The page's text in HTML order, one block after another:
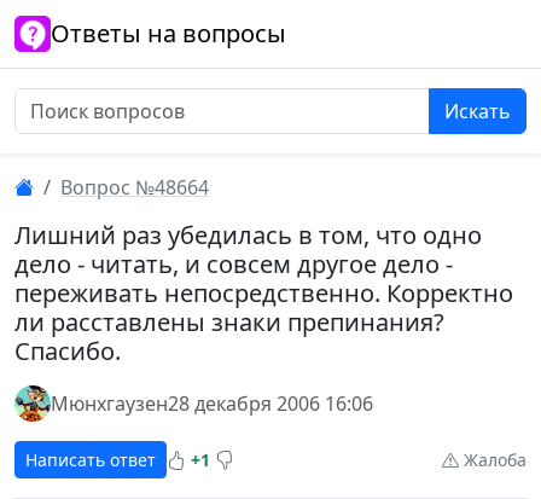
Ответы на вопросы
Искать
Вопрос №48664
Лишний раз убедилась в том, что одно
дело - читать, и совсем другое дело -
переживать непосредственно. Корректно
ли расставлены знаки препинания?
Спасибо.
Мюнхгаузен28 декабря 2006 16:06
Написать ответ +1 Жалоба